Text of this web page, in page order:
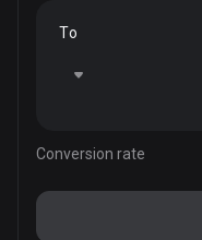
To
Conversion rate